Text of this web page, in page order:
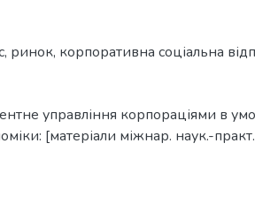
, ринок, корпоративна соціальна
управління корпораціями в
[матеріали міжнар. наук.-